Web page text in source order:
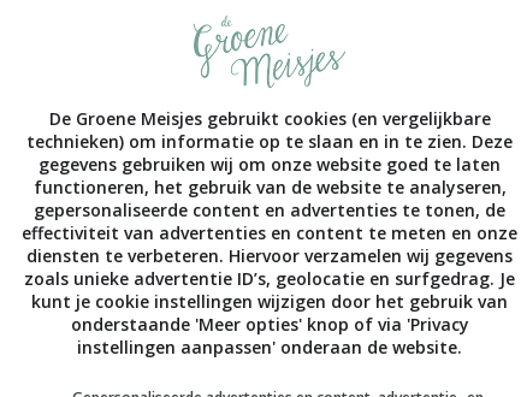
| NEXT PAGE »
De Groene Meisjes gebruikt cookies (en vergelijkbare
technieken) om informatie op te slaan en in te zien. Deze
gegevens gebruiken wij om onze website goed te laten
functioneren, het gebruik van de website te analyseren,
gepersonaliseerde content en advertenties te tonen, de
effectiviteit van advertenties en content te meten en onze
diensten te verbeteren. Hiervoor verzamelen wij gegevens
zoals unieke advertentie ID’s, geolocatie en surfgedrag. Je
kunt je cookie instellingen wijzigen door het gebruik van
onderstaande 'Meer opties' knop of via 'Privacy
instellingen aanpassen' onderaan de website.